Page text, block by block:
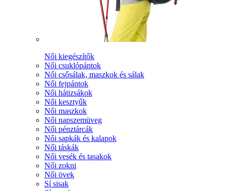
Női kiegészítők
Női csuklópántok
Női csősálak, maszkok és sálak
Női fejpántok
Női hátizsákok
Női kesztyűk
Női maszkok
Női napszemüveg
Női pénztárcák
Női sapkák és kalapok
Női táskák
Női vesék és tasakok
Női zokni
Női övek
Sí sisak